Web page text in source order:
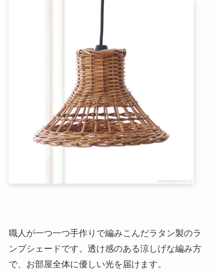
職人が一つ一つ手作りで編みこんだラタン製のラ
ンプシェードです。透け感のある涼しげな編み方
で、お部屋全体に優しい光を届けます。